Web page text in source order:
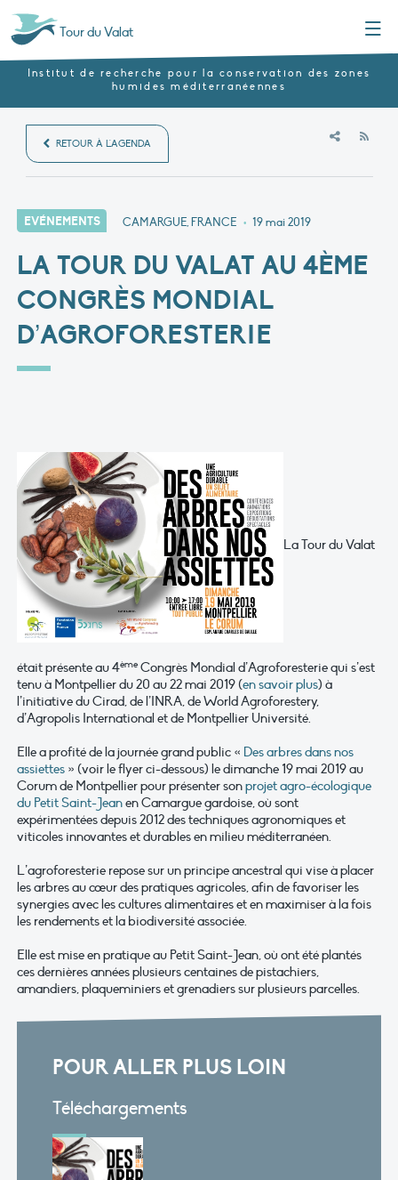
Tour du Valat
Institut de recherche pour la conservation des zones
humides méditerranéennes
RETOUR À L'AGENDA
EVÉNEMENTS CAMARGUE, FRANCE • 19 mai 2019
LA TOUR DU VALAT AU 4ÈME
CONGRÈS MONDIAL
D’AGROFORESTERIE
La Tour du Valat
était présente au 4èmeCongrès Mondial d’Agroforesterie qui s’est
tenu à Montpellier du 20 au 22 mai 2019 (en savoir plus) à
l’initiative du Cirad, de l’INRA, de World Agroforestery,
d’Agropolis International et de Montpellier Université.
Elle a profité de la journée grand public « Des arbres dans nos
assiettes » (voir le flyer ci-dessous) le dimanche 19 mai 2019 au
Corum de Montpellier pour présenter sonprojet agro-écologique
du Petit Saint-Jeanen Camargue gardoise, où sont
expérimentées depuis 2012 des techniques agronomiques et
viticoles innovantes et durables en milieu méditerranéen.
L’agroforesterie repose sur un principe ancestral qui vise à placer
les arbres au cœur des pratiques agricoles, afin de favoriser les
synergies avec les cultures alimentaires et en maximiser à la fois
les rendements et la biodiversité associée.
Elle est mise en pratique au Petit Saint-Jean, où ont été plantés
ces dernières années plusieurs centaines de pistachiers,
amandiers, plaqueminiers et grenadiers sur plusieurs parcelles.
POUR ALLER PLUS LOIN
Téléchargements